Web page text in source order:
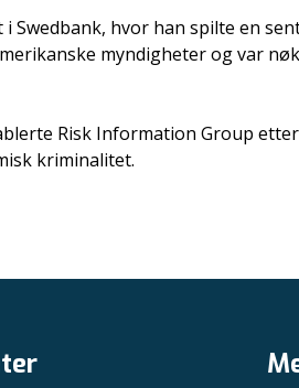
Swedbank, hvor han spilte en
myndigheter og var
Risk Information Group
kriminalitet.